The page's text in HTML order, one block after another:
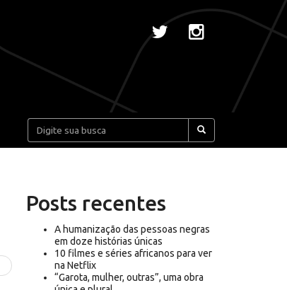
Pesquisar:
Posts recentes
A humanização das pessoas negras
em doze histórias únicas
10 filmes e séries africanos para ver
na Netflix
“Garota, mulher, outras”, uma obra